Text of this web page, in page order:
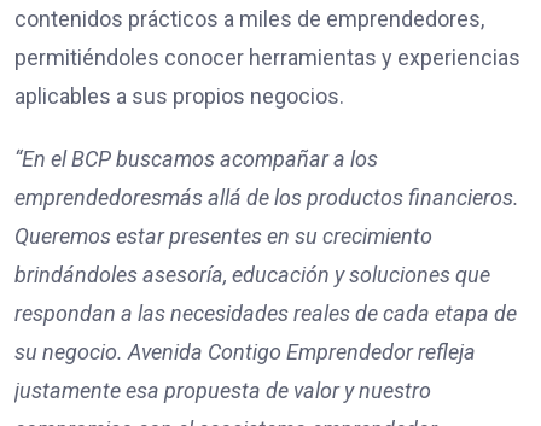
contenidos prácticos a miles de emprendedores,
permitiéndoles conocer herramientas y experiencias
aplicables a sus propios negocios.
“En el BCP buscamos acompañar a los
emprendedoresmás allá de los productos financieros.
Queremos estar presentes en su crecimiento
brindándoles asesoría, educación y soluciones que
respondan a las necesidades reales de cada etapa de
su negocio. Avenida Contigo Emprendedor refleja
justamente esa propuesta de valor y nuestro